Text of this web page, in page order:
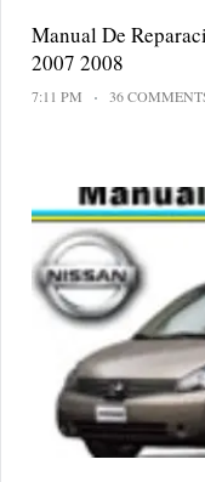
Manual De
2007 2008
7:11 PM 36